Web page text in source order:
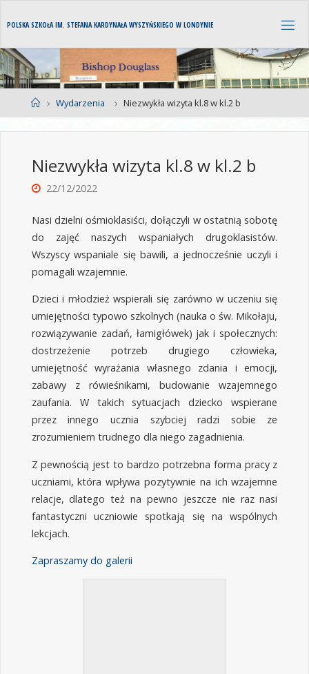
POLSKA SZKOŁA IM. STEFANA KARDYNAŁA WYSZYŃSKIEGO W LONDYNIE
Wydarzenia Niezwykła wizyta kl.8 w kl.2 b
Niezwykła wizyta kl.8 w kl.2 b
22/12/2022
Nasi dzielni ośmioklasiści, dołączyli w ostatnią sobotę
do zajęć naszych wspaniałych drugoklasistów.
Wszyscy wspaniale się bawili, a jednocześnie uczyli i
pomagali wzajemnie.
Dzieci i młodzież wspierali się zarówno w uczeniu się
umiejętności typowo szkolnych (nauka o św. Mikołaju,
rozwiązywanie zadań, łamigłówek) jak i społecznych:
dostrzeżenie potrzeb drugiego człowieka,
umiejętność wyrażania własnego zdania i emocji,
zabawy z rówieśnikami, budowanie wzajemnego
zaufania. W takich sytuacjach dziecko wspierane
przez innego ucznia szybciej radzi sobie ze
zrozumieniem trudnego dla niego zagadnienia.
Z pewnością jest to bardzo potrzebna forma pracy z
uczniami, która wpływa pozytywnie na ich wzajemne
relacje, dlatego też na pewno jeszcze nie raz nasi
fantastyczni uczniowie spotkają się na wspólnych
lekcjach.
Zapraszamy do galerii